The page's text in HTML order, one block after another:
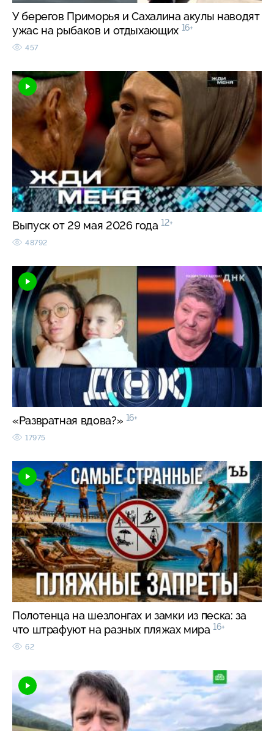
У берегов Приморья и Сахалина акулы наводят
ужас на рыбаков и отдыхающих 16+
457
Выпуск от 29 мая 2026 года 12+
48792
«Развратная вдова?» 16+
17975
Полотенца на шезлонгах и замки из песка: за
что штрафуют на разных пляжах мира 16+
62